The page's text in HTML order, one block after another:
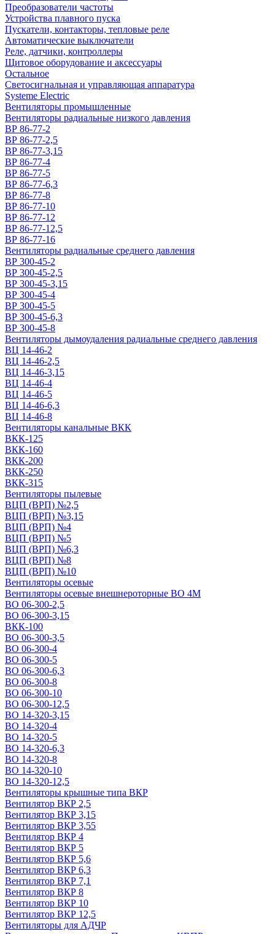
Преобразователи частоты
Устройства плавного пуска
Пускатели, контакторы, тепловые реле
Автоматические выключатели
Реле, датчики, контроллеры
Щитовое оборудование и аксессуары
Остальное
Светосигнальная и управляющая аппаратура
Systeme Electric
Вентиляторы промышленные
Вентиляторы радиальные низкого давления
ВР 86-77-2
ВР 86-77-2,5
ВР 86-77-3,15
ВР 86-77-4
ВР 86-77-5
ВР 86-77-6,3
ВР 86-77-8
ВР 86-77-10
ВР 86-77-12
ВР 86-77-12,5
ВР 86-77-16
Вентиляторы радиальные среднего давления
ВР 300-45-2
ВР 300-45-2,5
ВР 300-45-3,15
ВР 300-45-4
ВР 300-45-5
ВР 300-45-6,3
ВР 300-45-8
Вентиляторы дымоудаления радиальные среднего давления
ВЦ 14-46-2
ВЦ 14-46-2,5
ВЦ 14-46-3,15
ВЦ 14-46-4
ВЦ 14-46-5
ВЦ 14-46-6,3
ВЦ 14-46-8
Вентиляторы канальные ВКК
ВКК-125
ВКК-160
ВКК-200
ВКК-250
ВКК-315
Вентиляторы пылевые
ВЦП (ВРП) №2,5
ВЦП (ВРП) №3,15
ВЦП (ВРП) №4
ВЦП (ВРП) №5
ВЦП (ВРП) №6,3
ВЦП (ВРП) №8
ВЦП (ВРП) №10
Вентиляторы осевые
Вентиляторы осевые внешнероторные ВО 4М
ВО 06-300-2,5
ВО 06-300-3,15
ВКК-100
ВО 06-300-3,5
ВО 06-300-4
ВО 06-300-5
ВО 06-300-6,3
ВО 06-300-8
ВО 06-300-10
ВО 06-300-12,5
ВО 14-320-3,15
ВО 14-320-4
ВО 14-320-5
ВО 14-320-6,3
ВО 14-320-8
ВО 14-320-10
ВО 14-320-12,5
Вентиляторы крышные типа ВКР
Вентилятор ВКР 2,5
Вентилятор ВКР 3,15
Вентилятор ВКР 3,55
Вентилятор ВКР 4
Вентилятор ВКР 5
Вентилятор ВКР 5,6
Вентилятор ВКР 6,3
Вентилятор ВКР 7,1
Вентилятор ВКР 8
Вентилятор ВКР 10
Вентилятор ВКР 12,5
Вентиляторы для АДЧР